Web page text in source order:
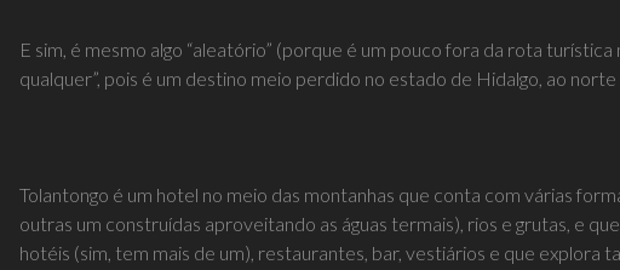
E sim, é mesmo algo “aleatório” (porque é um pouco fora da rota
qualquer”, pois é um destino meio perdido no estado de Hidalgo, ao
Tolantongo é um hotel no meio das montanhas que conta com várias
outras um construídas aproveitando as águas termais), rios e grutas, e
hotéis (sim, tem mais de um), restaurantes, bar, vestiários e que explora